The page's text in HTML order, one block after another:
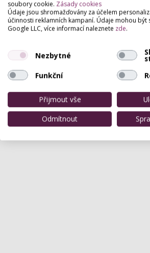
Zatím zde není žádné hodnocení.
soubory cookie. Zásady cookies
Údaje jsou shromažďovány za účelem
účinnosti reklamních kampaní. Údaje mohou být
Google LLC, více informací naleznete zde.
Nezbytné
Funkční
Přijmout vše
Odmítnout